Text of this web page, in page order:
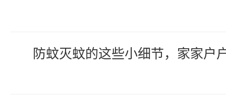
防蚊灭蚊的这些小细节，家家户